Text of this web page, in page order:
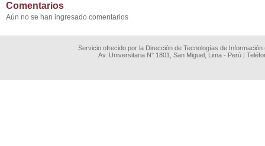
Comentarios
Aún no se han ingresado comentarios
Servicio ofrecido por la Dirección de Tecnologías de
Av. Universitaria N° 1801, San Miguel, Lima - Perú |